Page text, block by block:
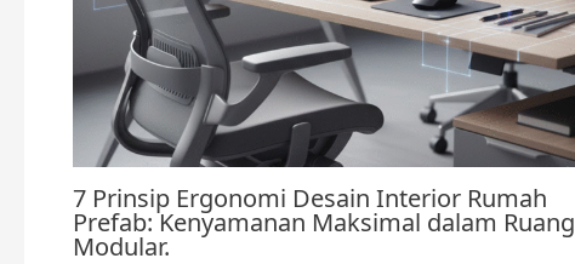
7 Prinsip Ergonomi Desain Interior Rumah
Prefab: Kenyamanan Maksimal dalam Ruang
Modular.